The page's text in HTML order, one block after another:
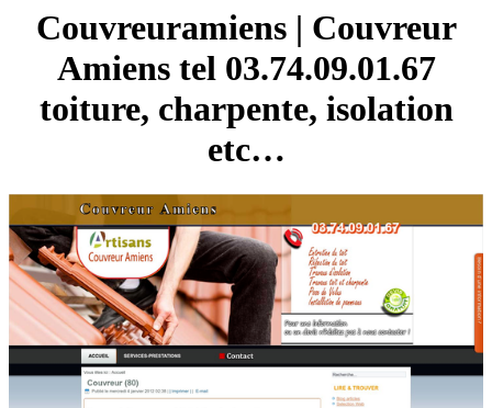
Couv­reura­miens | Couvreur
Amiens tel 03.74.09.01.67
toiture, charpente, isolation
etc…